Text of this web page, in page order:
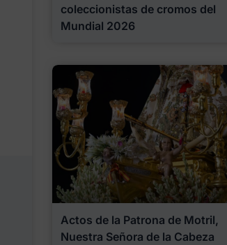
coleccionistas de cromos del
Mundial 2026
Actos de la Patrona de Motril,
Nuestra Señora de la Cabeza